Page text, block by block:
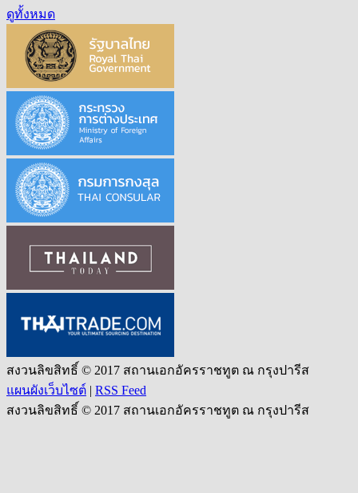
ดูทั้งหมด
สงวนลิขสิทธิ์ © 2017 สถานเอกอัครราชทูต ณ กรุงปารีส
แผนผังเว็บไซต์ | RSS Feed
สงวนลิขสิทธิ์ © 2017 สถานเอกอัครราชทูต ณ กรุงปารีส